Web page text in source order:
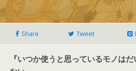
Share Tweet
『いつか使うと思っているモノは